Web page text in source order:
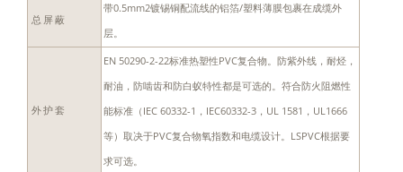
总屏蔽
带0.5mm2镀锡铜配流线的铝箔/塑料薄膜包裹在成缆外
层。
外护套
EN 50290-2-22标准热塑性PVC复合物。防紫外线，耐烃，
耐油，防啮齿和防白蚁特性都是可选的。符合防火阻燃性
能标准（IEC 60332-1，IEC60332-3，UL 1581，UL1666
等）取决于PVC复合物氧指数和电缆设计。LSPVC根据要
求可选。